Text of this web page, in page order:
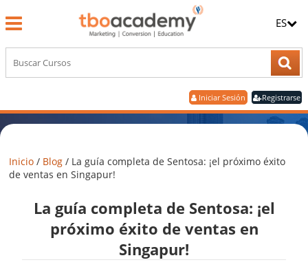
Iniciar Sesión Registrarse
ES
Inicio / Blog / La guía completa de Sentosa: ¡el próximo éxito
de ventas en Singapur!
La guía completa de Sentosa: ¡el
próximo éxito de ventas en
Singapur!